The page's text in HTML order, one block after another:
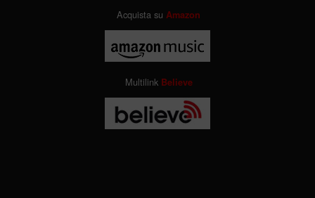
Acquista su Amazon
Multilink Believe